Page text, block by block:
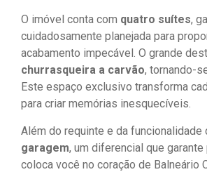
O imóvel conta com quatro suítes,
cuidadosamente planejada para
acabamento impecável. O grande
churrasqueira a carvão, tornando-
Este espaço exclusivo transforma
para criar memórias inesquecíveis.
Além do requinte e da
garagem, um diferencial que
coloca você no coração de Balneário